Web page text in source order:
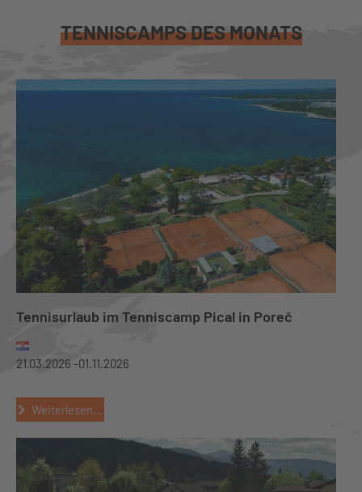
TENNISCAMPS DES MONATS
Tennisurlaub im Tenniscamp Pical in Poreč
21.03.2026 -01.11.2026
Weiterlesen...